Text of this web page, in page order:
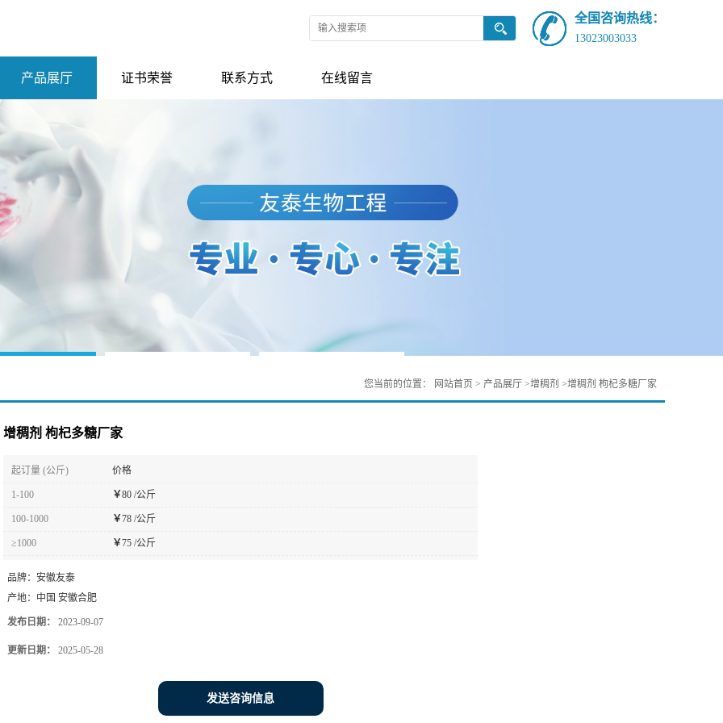
全国咨询热线：
13023003033
产品展厅 证书荣誉 联系方式 在线留言
您当前的位置： 网站首页 > 产品展厅 >增稠剂 >增稠剂 枸杞多糖厂家
增稠剂 枸杞多糖厂家
起订量 (公斤) 价格
1-100 ￥80 /公斤
100-1000 ￥78 /公斤
≥1000 ￥75 /公斤
品牌： 安徽友泰
产地： 中国 安徽合肥
发布日期： 2023-09-07
更新日期： 2025-05-28
发送咨询信息